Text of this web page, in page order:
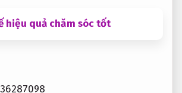
hiệu quả chăm sóc tốt